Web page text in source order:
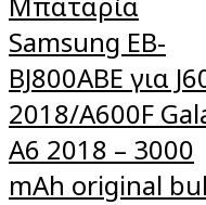
Samsung EB-
BJ800ABE για
2018/A600F
A6 2018 – 3000
mAh original